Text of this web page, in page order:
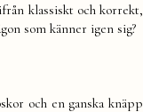
klassiskt och korrekt,
som känner igen sig?
och en ganska knäpp